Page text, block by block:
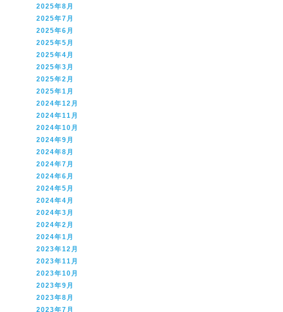
2025年8月
2025年7月
2025年6月
2025年5月
2025年4月
2025年3月
2025年2月
2025年1月
2024年12月
2024年11月
2024年10月
2024年9月
2024年8月
2024年7月
2024年6月
2024年5月
2024年4月
2024年3月
2024年2月
2024年1月
2023年12月
2023年11月
2023年10月
2023年9月
2023年8月
2023年7月